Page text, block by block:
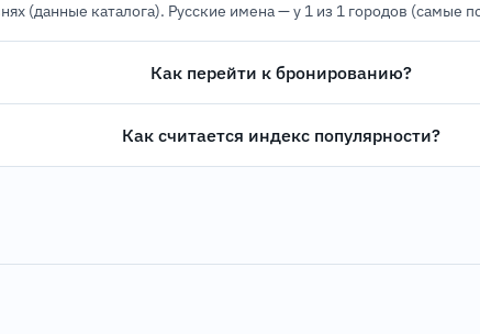
(данные каталога). Русские имена — у 1 из 1 городов (самые
Как перейти к бронированию?
Как считается индекс популярности?